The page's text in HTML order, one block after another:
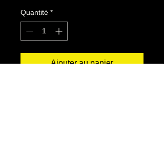
Quantité *
Ajouter au panier